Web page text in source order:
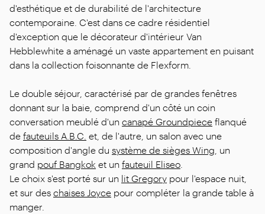
d'esthétique et de durabilité de l'architecture
contemporaine. C'est dans ce cadre résidentiel
d'exception que le décorateur d'intérieur Van
Hebblewhite a aménagé un vaste appartement en puisant
dans la collection foisonnante de Flexform.
Le double séjour, caractérisé par de grandes fenêtres
donnant sur la baie, comprend d'un côté un coin
conversation meublé d'un canapé Groundpiece flanqué
de fauteuils A.B.C. et, de l'autre, un salon avec une
composition d'angle du système de sièges Wing , un
grand pouf Bangkok et un fauteuil Eliseo
Le choix s'est porté sur un lit Gregory pour l'espace nuit,
et sur des chaises Joyce pour compléter la grande table à
manger.